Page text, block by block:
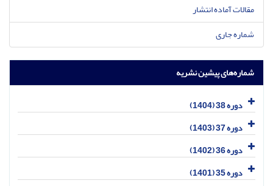
مقالات آماده انتشار
شماره جاری
شماره‌های پیشین نشریه
دوره 38 (1404)
دوره 37 (1403)
دوره 36 (1402)
دوره 35 (1401)